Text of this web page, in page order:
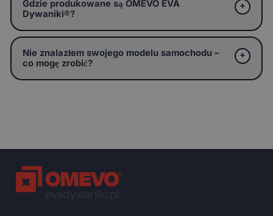
Gdzie produkowane są OMEVO EVA
Dywaniki®?
Nie znalazłem swojego modelu samochodu –
co mogę zrobić?